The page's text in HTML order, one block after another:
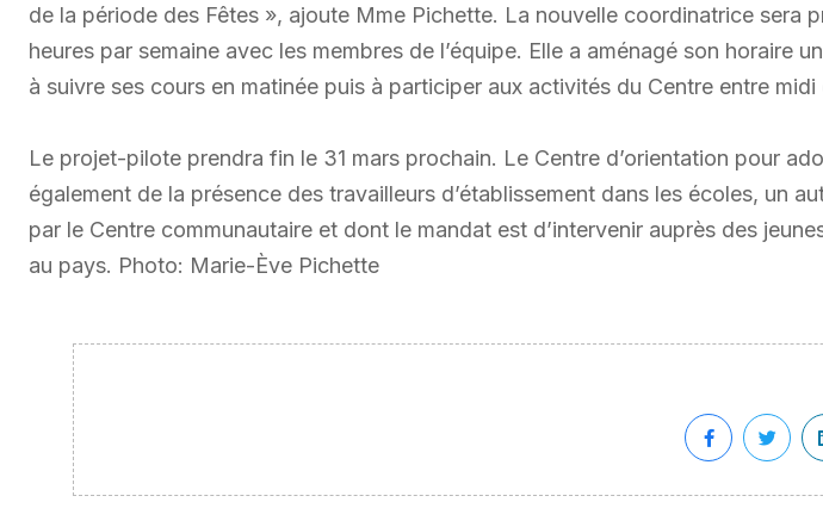
de la période des Fêtes », ajoute Mme Pichette. La nouvelle coordinatrice sera
heures par semaine avec les membres de l’équipe. Elle a aménagé son horaire
à suivre ses cours en matinée puis à participer aux activités du Centre entre midi
Le projet-pilote prendra fin le 31 mars prochain. Le Centre d’orientation pour
également de la présence des travailleurs d’établissement dans les écoles, un
par le Centre communautaire et dont le mandat est d’intervenir auprès des
au pays. Photo: Marie-Ève Pichette